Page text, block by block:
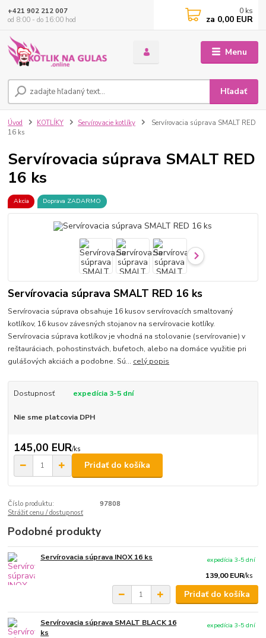
Menu
Hľadať
+421 902 212 007
od 8:00 - do 16:00 hod
0 ks
za 0,00 EUR
Úvod KOTLÍKY Servírovacie kotlíky
Servírovacia súprava SMALT RED
16 ks
Servírovacia súprava SMALT RED
16 ks
Akcia Doprava ZADARMO
Servírovacia súprava SMALT RED 16 ks
Servírovacia súprava obsahuje 16 kusov servírovacích smaltovaný
kotlíkov, 16 kusov závesných stojanov na servírovacie kotlíky.
Servírovacia súprava kotlíkov je vhodná na stolovanie (servírovanie) v
reštauráciach, pohostinstvách, bufetoch, alebo na domáce využitie pri
gulášových akciách a podobne. Sú... celý popis
Dostupnosť expedícia 3-5 dní
Nie sme platcovia DPH
145,00 EUR/ks
Pridať do košíka
Číslo produktu:
97808
Strážiť cenu / dostupnosť
Podobné produkty
Servírovacia súprava INOX 16 ks
139,00 EUR/ks
expedícia 3-5 dní
Pridať do košíka
Servírovacia súprava SMALT BLACK 16
ks
expedícia 3-5 dní